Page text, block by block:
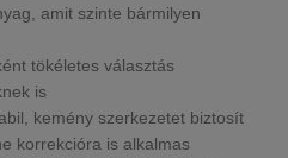
amit szinte bármilyen
tökéletes választás
is
kemény szerkezetet biztosít
korrekcióra is alkalmas